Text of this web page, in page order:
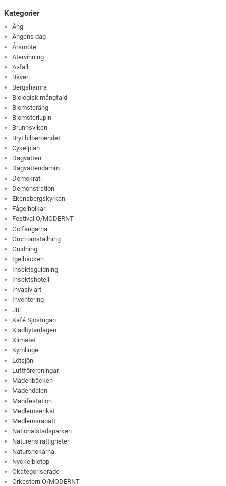
Kategorier
Äng
Ängens dag
Årsmöte
Återvinning
Avfall
Bäver
Bergshamra
Biologisk mångfald
Blomsteräng
Blomsterlupin
Brunnsviken
Bryt bilberoendet
Cykelplan
Dagvatten
Dagvattendamm
Demokrati
Demonstration
Ekensbergskyrkan
Fågelholkar
Festival O/MODERNT
Golfängarna
Grön omställning
Guidning
Igelbäcken
Insektsguidning
Insektshotell
Invasiv art
Inventering
Jul
Kafé Sjöstugan
Klädbytardagen
Klimatet
Kymlinge
Lötsjön
Luftföroreningar
Madenbäcken
Madendalen
Manifestation
Medlemsenkät
Medlemsrabatt
Nationalstadsparken
Naturens rättigheter
Natursnokarna
Nyckelbiotop
Okategoriserade
Orkestern O/MODERNT